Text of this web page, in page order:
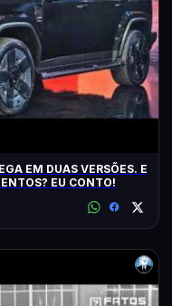
EM DUAS VERSÕES. E
EU CONTO!